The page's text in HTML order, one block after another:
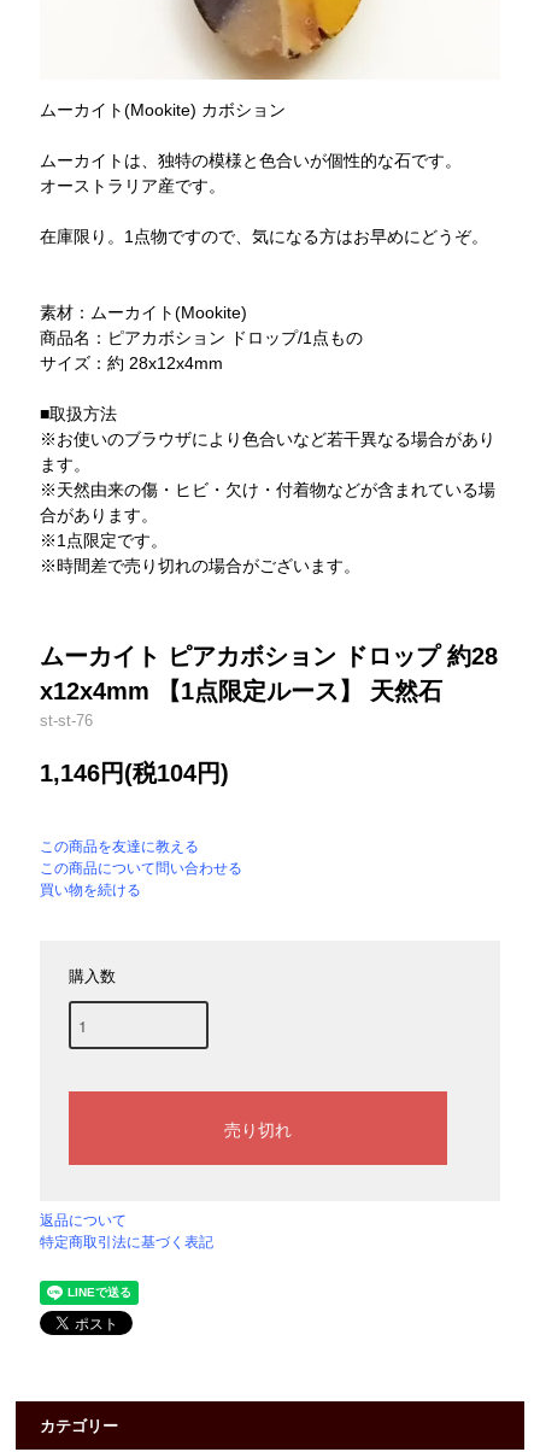
ムーカイト(Mookite) カボション
ムーカイトは、独特の模様と色合いが個性的な石です。
オーストラリア産です。
在庫限り。1点物ですので、気になる方はお早めにどうぞ。
素材：ムーカイト(Mookite)
商品名：ピアカボション ドロップ/1点もの
サイズ：約 28x12x4mm
■取扱方法
※お使いのブラウザにより色合いなど若干異なる場合があり
ます。
※天然由来の傷・ヒビ・欠け・付着物などが含まれている場
合があります。
※1点限定です。
※時間差で売り切れの場合がございます。
ムーカイト ピアカボション ドロップ 約28
x12x4mm 【1点限定ルース】 天然石
st-st-76
1,146円(税104円)
この商品を友達に教える
この商品について問い合わせる
買い物を続ける
購入数
返品について
特定商取引法に基づく表記
カテゴリー